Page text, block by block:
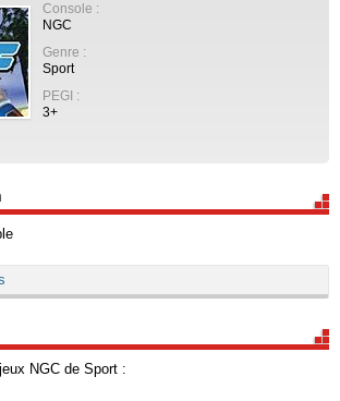
Console :
NGC
Genre :
Sport
PEGI :
3+
NGC de Sport :